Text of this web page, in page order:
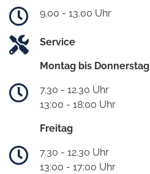
9.00 - 13.00 Uhr
Service
Montag bis Donnerstag
7.30 - 12.30 Uhr
13:00 - 18:00 Uhr
Freitag
7.30 - 12.30 Uhr
13:00 - 17:00 Uhr